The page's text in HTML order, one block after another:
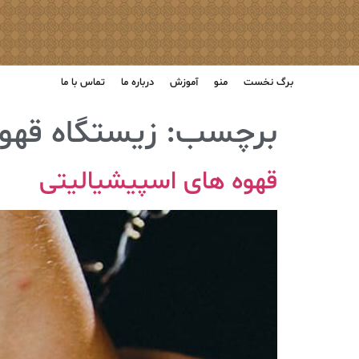
برگ نخست منو آموزش درباره ما تماس با ما
برچسب: زیستگاه
قهوه های اسپیشیالیتی